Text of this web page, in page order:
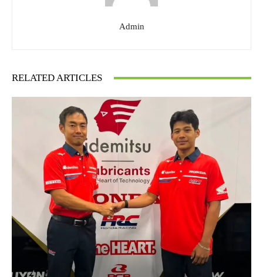
Admin
RELATED ARTICLES